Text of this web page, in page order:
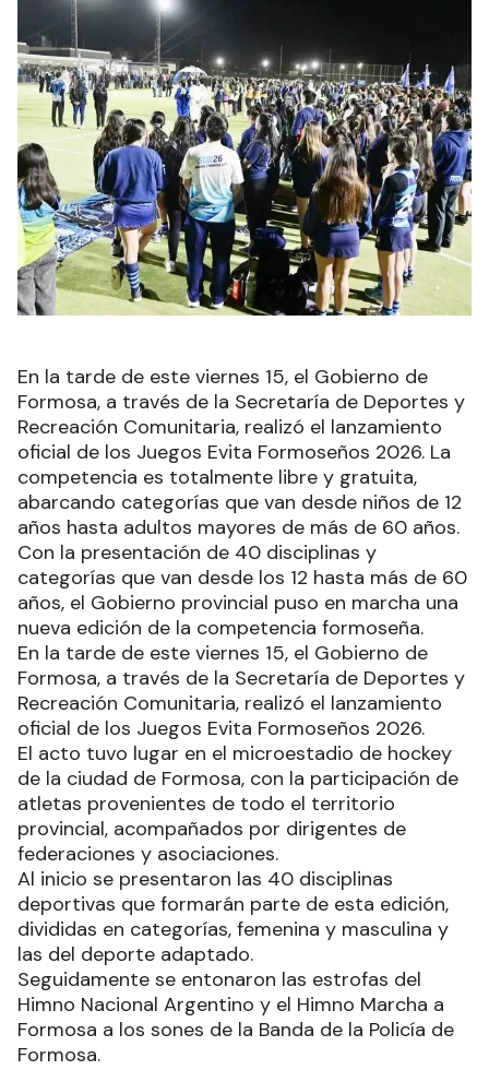
En la tarde de este viernes 15, el Gobierno de
Formosa, a través de la Secretaría de Deportes y
Recreación Comunitaria, realizó el lanzamiento
oficial de los Juegos Evita Formoseños 2026. La
competencia es totalmente libre y gratuita,
abarcando categorías que van desde niños de 12
años hasta adultos mayores de más de 60 años.
Con la presentación de 40 disciplinas y
categorías que van desde los 12 hasta más de 60
años, el Gobierno provincial puso en marcha una
nueva edición de la competencia formoseña.
En la tarde de este viernes 15, el Gobierno de
Formosa, a través de la Secretaría de Deportes y
Recreación Comunitaria, realizó el lanzamiento
oficial de los Juegos Evita Formoseños 2026.
El acto tuvo lugar en el microestadio de hockey
de la ciudad de Formosa, con la participación de
atletas provenientes de todo el territorio
provincial, acompañados por dirigentes de
federaciones y asociaciones.
Al inicio se presentaron las 40 disciplinas
deportivas que formarán parte de esta edición,
divididas en categorías, femenina y masculina y
las del deporte adaptado.
Seguidamente se entonaron las estrofas del
Himno Nacional Argentino y el Himno Marcha a
Formosa a los sones de la Banda de la Policía de
Formosa.